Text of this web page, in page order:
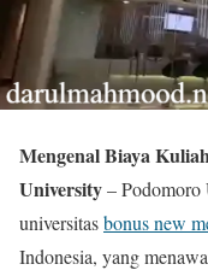
Mengenal Biaya
University– Podomoro
universitasbonus new
Indonesia, yang